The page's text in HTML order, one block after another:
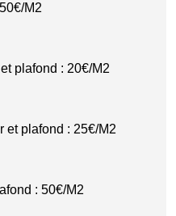
M2
plafond : 20€/M2
et plafond : 25€/M2
: 50€/M2